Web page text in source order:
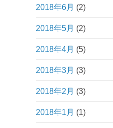
2018年6月 (2)
2018年5月 (2)
2018年4月 (5)
2018年3月 (3)
2018年2月 (3)
2018年1月 (1)